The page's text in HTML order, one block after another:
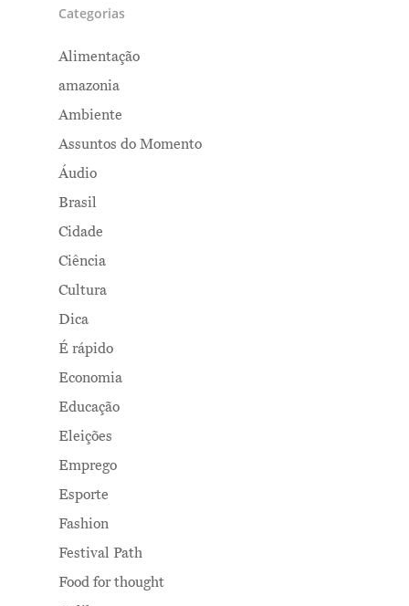
Categorias
Alimentação
amazonia
Ambiente
Assuntos do Momento
Áudio
Brasil
Cidade
Ciência
Cultura
Dica
É rápido
Economia
Educação
Eleições
Emprego
Esporte
Fashion
Festival Path
Food for thought